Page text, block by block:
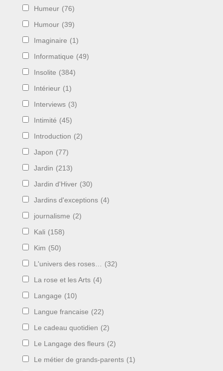
Humeur (76)
Humour (39)
Imaginaire (1)
Informatique (49)
Insolite (384)
Intérieur (1)
Interviews (3)
Intimité (45)
Introduction (2)
Japon (77)
Jardin (213)
Jardin d'Hiver (30)
Jardins d'exceptions (4)
journalisme (2)
Kali (158)
Kim (50)
L'univers des roses… (32)
La rose et les Arts (4)
Langage (10)
Langue francaise (22)
Le cadeau quotidien (2)
Le Langage des fleurs (2)
Le métier de grands-parents (1)